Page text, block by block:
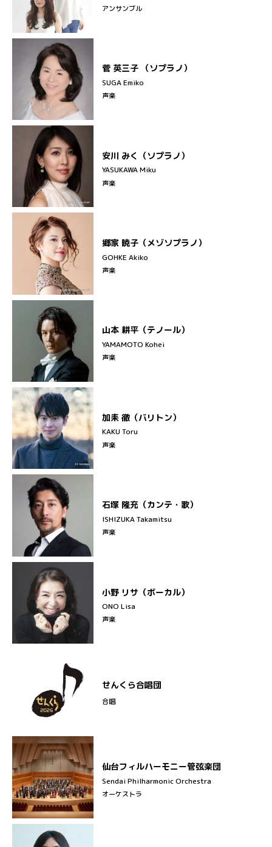
アンサンブル
菅 英三子 （ソプラノ）
SUGA Emiko
声楽
安川 みく（ソプラノ）
YASUKAWA Miku
声楽
郷家 暁子（メゾソプラノ）
GOHKE Akiko
声楽
山本 耕平（テノール）
YAMAMOTO Kohei
声楽
加耒 徹（バリトン）
KAKU Toru
声楽
石塚 隆充（カンテ・歌）
ISHIZUKA Takamitsu
声楽
小野 リサ（ボーカル）
ONO Lisa
声楽
せんくら合唱団
合唱
仙台フィルハーモニー管弦楽団
Sendai Philharmonic Orchestra
オーケストラ